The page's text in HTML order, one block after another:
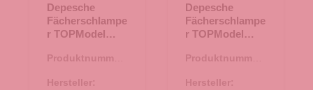
Depesche
Fächerschlampe
r TOPModel
Produktnummer:
Hersteller:
Depesche
Fächerschlampe
r TOPModel
26-beige
Produktnummer:
Hersteller: